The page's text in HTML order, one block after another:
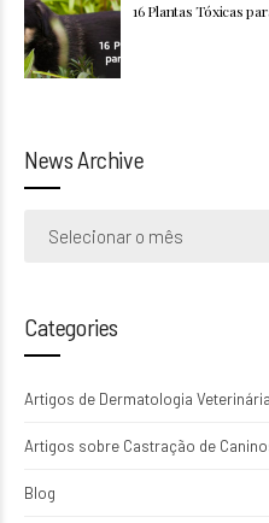
16 Plantas Tóxicas
News Archive
Selecionar o mês
Categories
Artigos de Dermatologia Veterinária
Artigos sobre Castração de
Blog